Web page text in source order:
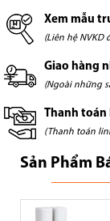
Xem mẫu
(Liên hệ NVKD
Giao hàng
(Ngoài những
Thanh
(Thanh toán
Sản Phẩm